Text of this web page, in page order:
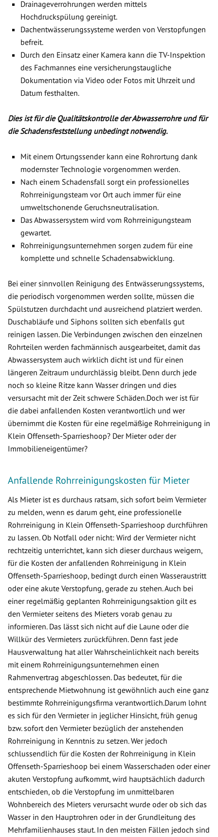
Drainageverrohrungen werden mittels
Hochdruckspülung gereinigt.
Dachentwässerungssysteme werden von Verstopfungen
befreit.
Durch den Einsatz einer Kamera kann die TV-Inspektion
des Fachmannes eine versicherungstaugliche
Dokumentation via Video oder Fotos mit Uhrzeit und
Datum festhalten.
Dies ist für die Qualitätskontrolle der Abwasserrohre und für
die Schadensfeststellung unbedingt notwendig.
Mit einem Ortungssender kann eine Rohrortung dank
modernster Technologie vorgenommen werden.
Nach einem Schadensfall sorgt ein professionelles
Rohrreinigungsteam vor Ort auch immer für eine
umweltschonende Geruchsneutralisation.
Das Abwassersystem wird vom Rohrreinigungsteam
gewartet.
Rohrreinigungsunternehmen sorgen zudem für eine
komplette und schnelle Schadensabwicklung.
Bei einer sinnvollen Reinigung des Entwässerungssystems,
die periodisch vorgenommen werden sollte, müssen die
Spülstutzen durchdacht und ausreichend platziert werden.
Duschabläufe und Siphons sollten sich ebenfalls gut
reinigen lassen. Die Verbindungen zwischen den einzelnen
Rohrteilen werden fachmännisch ausgearbeitet, damit das
Abwassersystem auch wirklich dicht ist und für einen
längeren Zeitraum undurchlässig bleibt. Denn durch jede
noch so kleine Ritze kann Wasser dringen und dies
versursacht mit der Zeit schwere Schäden.Doch wer ist für
die dabei anfallenden Kosten verantwortlich und wer
übernimmt die Kosten für eine regelmäßige Rohrreinigung in
Klein Offenseth-Sparrieshoop? Der Mieter oder der
Immobilieneigentümer?
Anfallende Rohrreinigungskosten für Mieter
Als Mieter ist es durchaus ratsam, sich sofort beim Vermieter
zu melden, wenn es darum geht, eine professionelle
Rohrreinigung in Klein Offenseth-Sparrieshoop durchführen
zu lassen. Ob Notfall oder nicht: Wird der Vermieter nicht
rechtzeitig unterrichtet, kann sich dieser durchaus weigern,
für die Kosten der anfallenden Rohrreinigung in Klein
Offenseth-Sparrieshoop, bedingt durch einen Wasseraustritt
oder eine akute Verstopfung, gerade zu stehen. Auch bei
einer regelmäßig geplanten Rohrreinigungsaktion gilt es
den Vermieter seitens des Mieters vorab genau zu
informieren. Das lässt sich nicht auf die Laune oder die
Willkür des Vermieters zurückführen. Denn fast jede
Hausverwaltung hat aller Wahrscheinlichkeit nach bereits
mit einem Rohrreinigungsunternehmen einen
Rahmenvertrag abgeschlossen. Das bedeutet, für die
entsprechende Mietwohnung ist gewöhnlich auch eine ganz
bestimmte Rohrreinigungsfirma verantwortlich.Darum lohnt
es sich für den Vermieter in jeglicher Hinsicht, früh genug
bzw. sofort den Vermieter bezüglich der anstehenden
Rohrreinigung in Kenntnis zu setzen. Wer jedoch
schlussendlich für die Kosten der Rohrreinigung in Klein
Offenseth-Sparrieshoop bei einem Wasserschaden oder einer
akuten Verstopfung aufkommt, wird hauptsächlich dadurch
entschieden, ob die Verstopfung im unmittelbaren
Wohnbereich des Mieters verursacht wurde oder ob sich das
Wasser in den Hauptrohren oder in der Grundleitung des
Mehrfamilienhauses staut. In den meisten Fällen jedoch sind